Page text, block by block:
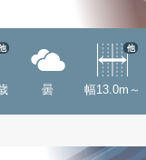
曇 幅13.0m～
他